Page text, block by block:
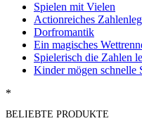
Spielen mit Vielen
Actionreiches
Dorfromantik
Ein magisches
Spielerisch die Zahlen
Kinder mögen schnelle
*
BELIEBTE PRODUKTE